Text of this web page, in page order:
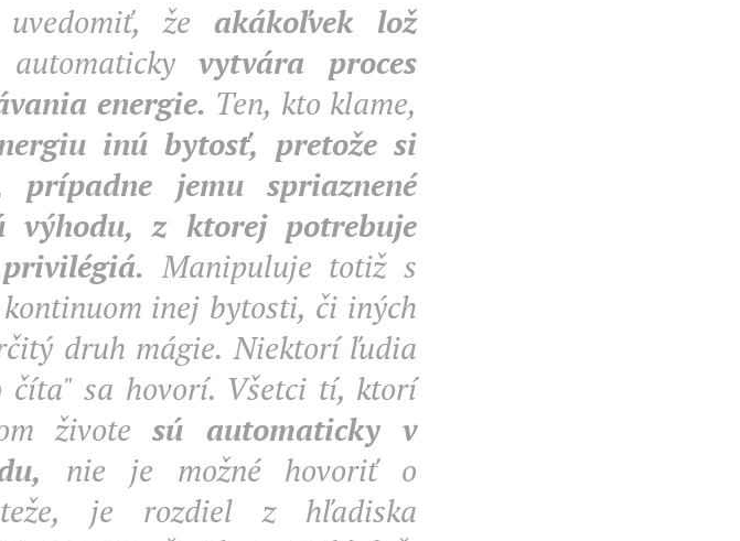
že akákoľvek lož
vytvára proces
energie. Ten, kto klame,
inú bytosť, pretože si
jemu spriaznené
výhodu, z ktorej potrebuje
Manipuluje totiž s
inej bytosti, či iných
druh mágie. Niektorí ľudia
číta" sa hovorí. Všetci tí, ktorí
životesú automaticky v
nie je možné hovoriť o
je rozdiel z hľadiska